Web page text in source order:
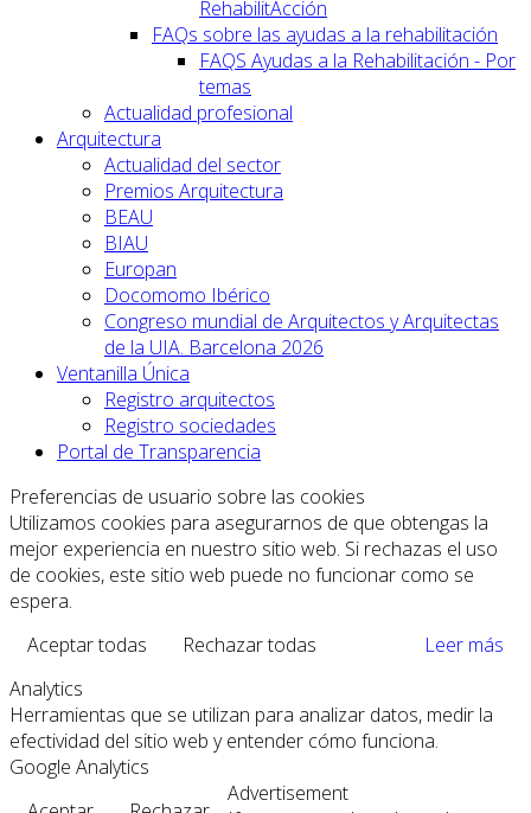
RehabilitAcción
FAQs sobre las ayudas a la rehabilitación
FAQS Ayudas a la Rehabilitación - Por
temas
Actualidad profesional
Arquitectura
Actualidad del sector
Premios Arquitectura
BEAU
BIAU
Europan
Docomomo Ibérico
Congreso mundial de Arquitectos y Arquitectas
de la UIA. Barcelona 2026
Ventanilla Única
Registro arquitectos
Registro sociedades
Portal de Transparencia
Preferencias de usuario sobre las cookies
Utilizamos cookies para asegurarnos de que obtengas la
mejor experiencia en nuestro sitio web. Si rechazas el uso
de cookies, este sitio web puede no funcionar como se
espera.
Aceptar todas
Rechazar todas
Leer más
Analytics
Herramientas que se utilizan para analizar datos, medir la
efectividad del sitio web y entender cómo funciona.
Google Analytics
Advertisement